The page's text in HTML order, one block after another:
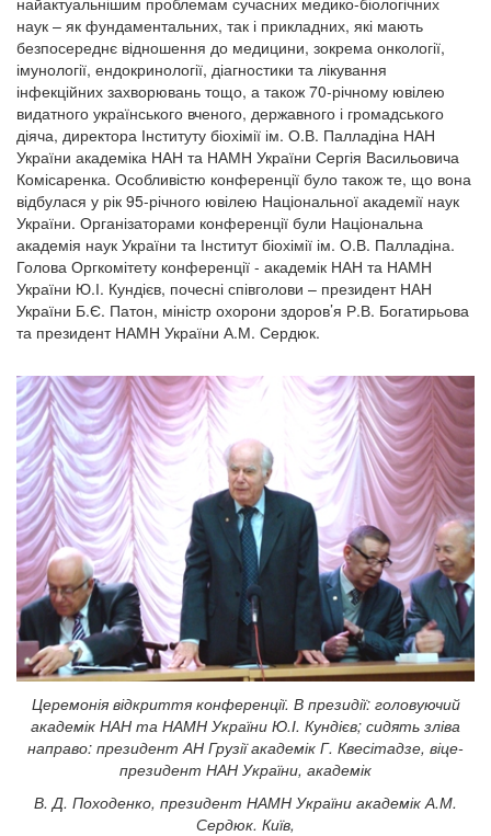
наук – як фундаментальних, так і прикладних, які мають
безпосереднє відношення до медицини, зокрема онкології,
імунології, ендокринології, діагностики та лікування
інфекційних захворювань тощо, а також 70-річному ювілею
видатного українського вченого, державного і громадського
діяча, директора Інституту біохімії ім. О.В. Палладіна НАН
України академіка НАН та НАМН України Сергія Васильовича
Комісаренка. Особливістю конференції було також те, що вона
відбулася у рік 95-річного ювілею Національної академії наук
України. Організаторами конференції були Національна
академія наук України та Інститут біохімії ім. О.В. Палладіна.
Голова Оргкомітету конференції - академік НАН та НАМН
України Ю.І. Кундієв, почесні співголови – президент НАН
України Б.Є. Патон, міністр охорони здоров’я Р.В. Богатирьова
та президент НАМН України А.М. Сердюк.
Церемонія відкриття конференції. В президії: головуючий
академік НАН та НАМН України Ю.І. Кундієв; сидять зліва
направо: президент АН Грузії академік Г. Квесітадзе, віце-
президент НАН України, академік
В. Д. Походенко, президент НАМН України академік А.М.
Сердюк. Київ,